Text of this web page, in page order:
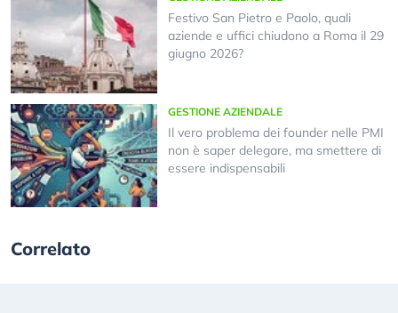
Festivo San Pietro e Paolo, quali
aziende e uffici chiudono a Roma il 29
giugno 2026?
GESTIONE AZIENDALE
Il vero problema dei founder nelle PMI
non è saper delegare, ma smettere di
essere indispensabili
Correlato